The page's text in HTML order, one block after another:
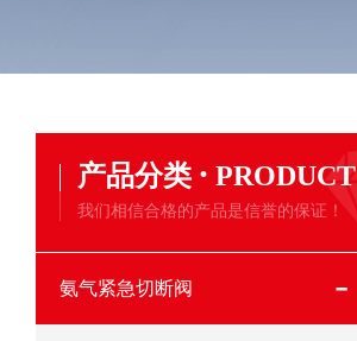
产品分类 · PRODUCT
我们相信合格的产品是信誉的保证！
氨气紧急切断阀